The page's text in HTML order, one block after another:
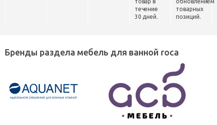
течение
30 дней.
товарных
позиций.
Бренды раздела мебель для ванной roca